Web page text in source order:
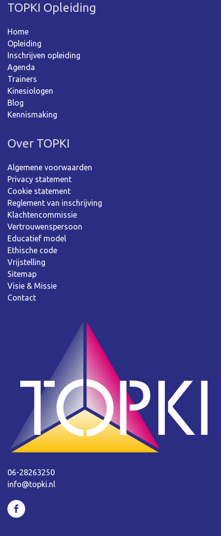
TOPKI Opleiding
Home
Opleiding
Inschrijven opleiding
Agenda
Trainers
Kinesiologen
Blog
Kennismaking
Over TOPKI
Algemene voorwaarden
Privacy statement
Cookie statement
Reglement van inschrijving
Klachtencommissie
Vertrouwenspersoon
Educatief model
Ethische code
Vrijstelling
Sitemap
Visie & Missie
Contact
06-28263250
info@topki.nl